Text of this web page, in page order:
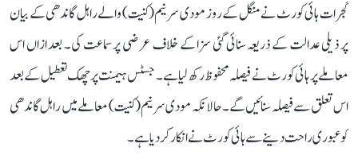
گجرات ہائی کورٹ نے منگل کے روز مودی سرنیم (کنیت) والے راہل گاندھی کے بیان
پر ذیلی عدالت کے ذریعہ سنائی گئی سزا کے خلاف عرضی پر سماعت کی۔ بعد ازاں اس
معاملے پر ہائی کورٹ نے فیصلہ محفوظ رکھ لیا ہے۔ جسٹس ہیمنت پرچھک تعطیل کے بعد
اس تعلق سے فیصلہ سنائیں گے۔ حالانکہ مودی سرنیم (کنیت) معاملے میں راہل گاندھی
کو عبوری راحت دینے سے ہائی کورٹ نے انکار کر دیا ہے۔